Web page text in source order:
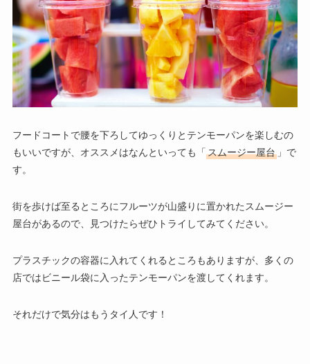
フードコートで腰を下ろしてゆっくりとテンモーパンを楽しむの
もいいですが、オススメはなんといっても「 スムージー屋台」で
す。
街を歩けば至るところにフルーツが山盛りに置かれたスムージー
屋台があるので、見つけたらぜひトライしてみてください。
プラスチックの容器に入れてくれるところもありますが、多くの
店ではビニール袋に入ったテンモーパンを渡してくれます。
それだけで気分はもうタイ人です！